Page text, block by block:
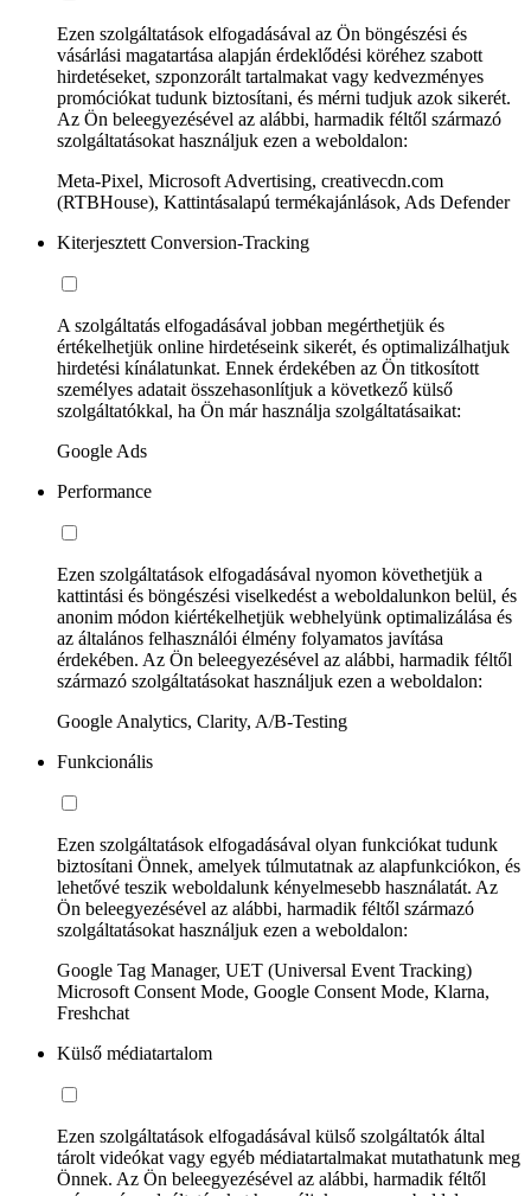
Ezen szolgáltatások elfogadásával az Ön böngészési és
vásárlási magatartása alapján érdeklődési köréhez szabott
hirdetéseket, szponzorált tartalmakat vagy kedvezményes
promóciókat tudunk biztosítani, és mérni tudjuk azok sikerét.
Az Ön beleegyezésével az alábbi, harmadik féltől származó
szolgáltatásokat használjuk ezen a weboldalon:
Meta-Pixel, Microsoft Advertising, creativecdn.com
(RTBHouse), Kattintásalapú termékajánlások, Ads Defender
Kiterjesztett Conversion-Tracking
A szolgáltatás elfogadásával jobban megérthetjük és
értékelhetjük online hirdetéseink sikerét, és optimalizálhatjuk
hirdetési kínálatunkat. Ennek érdekében az Ön titkosított
személyes adatait összehasonlítjuk a következő külső
szolgáltatókkal, ha Ön már használja szolgáltatásaikat:
Google Ads
Performance
Ezen szolgáltatások elfogadásával nyomon követhetjük a
kattintási és böngészési viselkedést a weboldalunkon belül, és
anonim módon kiértékelhetjük webhelyünk optimalizálása és
az általános felhasználói élmény folyamatos javítása
érdekében. Az Ön beleegyezésével az alábbi, harmadik féltől
származó szolgáltatásokat használjuk ezen a weboldalon:
Google Analytics, Clarity, A/B-Testing
Funkcionális
Ezen szolgáltatások elfogadásával olyan funkciókat tudunk
biztosítani Önnek, amelyek túlmutatnak az alapfunkciókon, és
lehetővé teszik weboldalunk kényelmesebb használatát. Az
Ön beleegyezésével az alábbi, harmadik féltől származó
szolgáltatásokat használjuk ezen a weboldalon:
Google Tag Manager, UET (Universal Event Tracking)
Microsoft Consent Mode, Google Consent Mode, Klarna,
Freshchat
Külső médiatartalom
Ezen szolgáltatások elfogadásával külső szolgáltatók által
tárolt videókat vagy egyéb médiatartalmakat mutathatunk meg
Önnek. Az Ön beleegyezésével az alábbi, harmadik féltől